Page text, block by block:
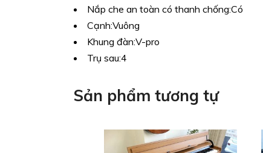
Nắp che an toàn có thanh chống:Có
Cạnh:Vuông
Khung đàn:V-pro
Trụ sau:4
Sản phẩm tương tự